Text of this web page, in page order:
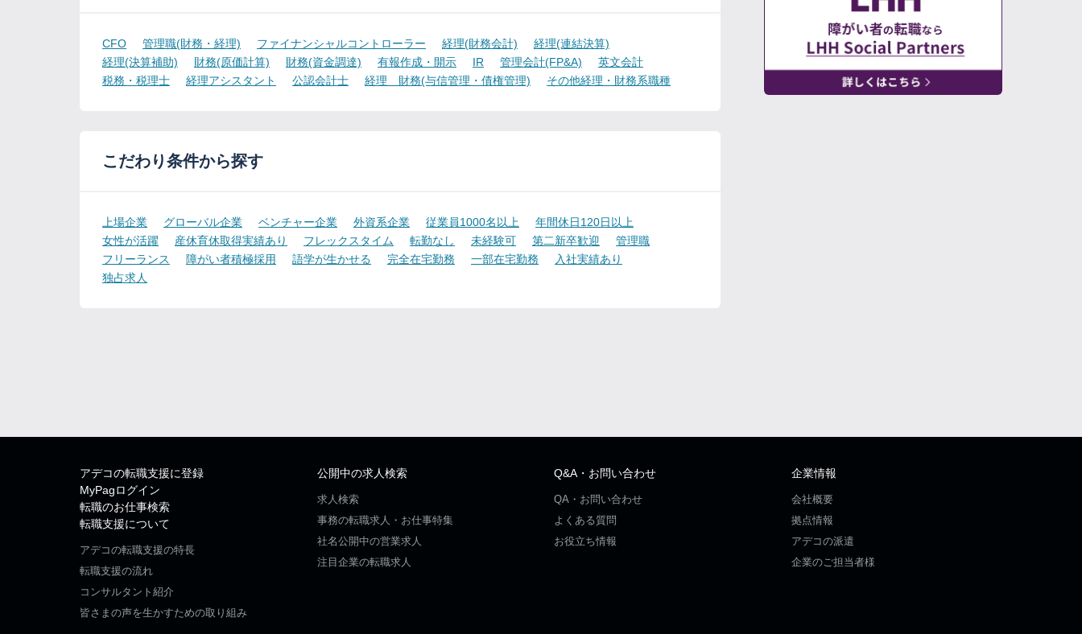
CFO 管理職(財務・経理) ファイナンシャルコントローラー 経理(財務会計)
経理(連結決算)
経理(決算補助)
財務(原価計算) 財務(資金調達) 有報作成・開示 IR 管理会計(FP&A)
英文会計
税務・税理士
経理アシスタント 公認会計士 経理 財務(与信管理・債権管理) その他経理・財務系職種
こだわり条件から探す
上場企業 グローバル企業 ベンチャー企業 外資系企業 従業員1000名以上
年間休日120日以上
女性が活躍
産休育休取得実績あり フレックスタイム 転勤なし 未経験可 第二新卒歓迎
管理職
フリーランス
障がい者積極採用 語学が生かせる 完全在宅勤務 一部在宅勤務
入社実績あり
独占求人
アデコの転職支援に登録
MyPagログイン
転職のお仕事検索
転職支援について
アデコの転職支援の特長
転職支援の流れ
コンサルタント紹介
皆さまの声を生かすための取り組み
公開中の求人検索
求人検索
事務の転職求人・お仕事特集
社名公開中の営業求人
注目企業の転職求人
Q&A・お問い合わせ
QA・お問い合わせ
よくある質問
お役立ち情報
企業情報
会社概要
拠点情報
アデコの派遣
企業のご担当者様